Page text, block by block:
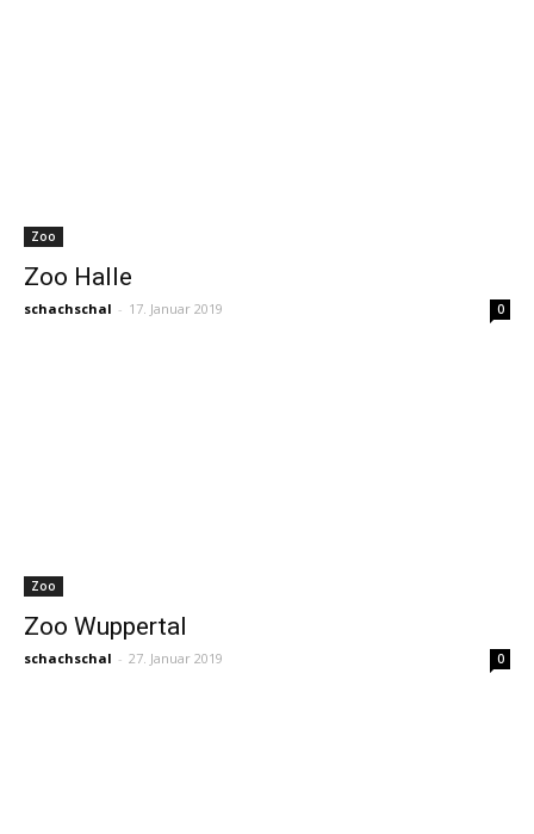
Zoo
Zoo Halle
schachschal - 17. Januar 2019 0
Zoo
Zoo Wuppertal
schachschal - 27. Januar 2019 0